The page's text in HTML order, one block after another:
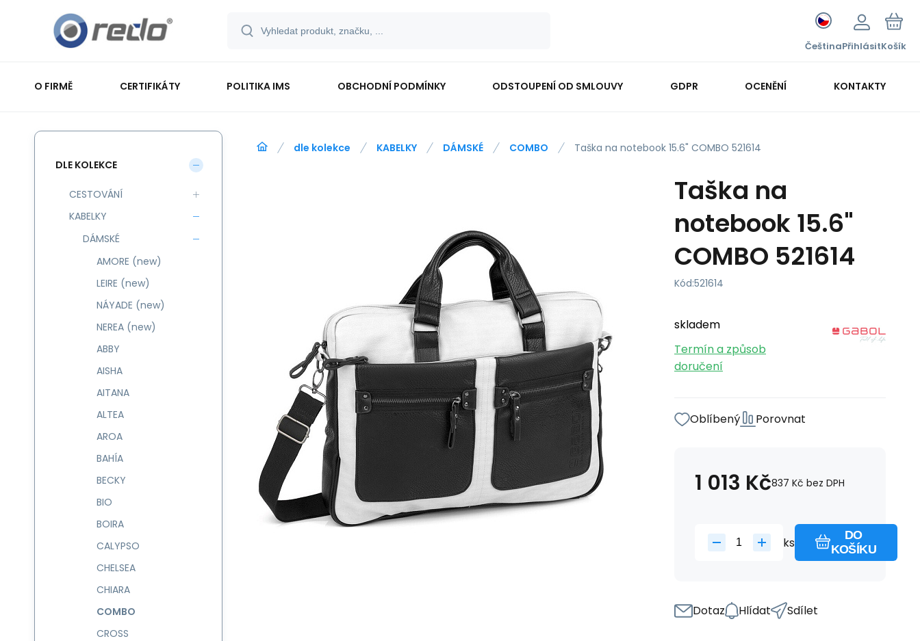
ČeštinaPřihlásitKošík
O FIRMĚ CERTIFIKÁTY POLITIKA IMS OBCHODNÍ PODMÍNKY ODSTOUPENÍ OD SMLOUVY GDPR OCENĚNÍ KONTAKTY
dle kolekce KABELKY DÁMSKÉ COMBO Taška na notebook 15.6" COMBO 521614
Taška na
notebook 15.6"
COMBO 521614
Kód:521614
skladem
Termín a způsob
doručení
Oblíbený Porovnat
1 013 Kč837 Kč bez DPH
ks
DO
KOŠÍKU
Dotaz Hlídat Sdílet
DLE KOLEKCE
CESTOVÁNÍ
KABELKY
DÁMSKÉ
AMORE (new)
LEIRE (new)
NÁYADE (new)
NEREA (new)
ABBY
AISHA
AITANA
ALTEA
AROA
BAHÍA
BECKY
BIO
BOIRA
CALYPSO
CHELSEA
CHIARA
COMBO
CROSS